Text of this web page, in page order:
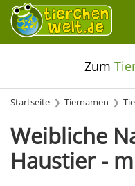
Zum
Startseite Tiernamen
Weibliche
Haustier -